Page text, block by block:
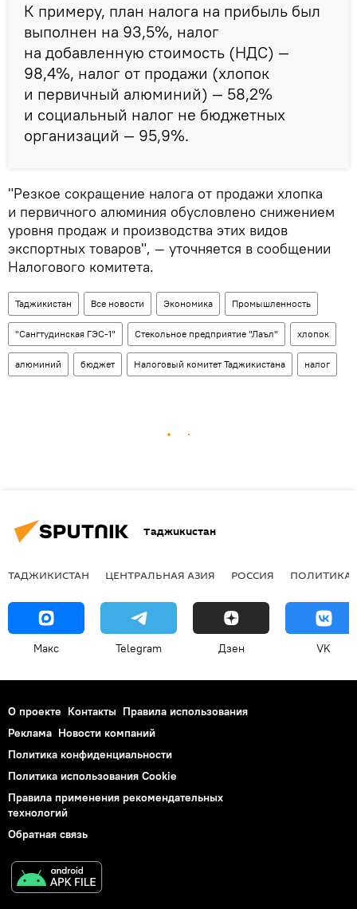
К примеру, план налога на прибыль был
выполнен на 93,5%, налог
на добавленную стоимость (НДС) —
98,4%, налог от продажи (хлопок
и первичный алюминий) — 58,2%
и социальный налог не бюджетных
организаций — 95,9%.
"Резкое сокращение налога от продажи хлопка
и первичного алюминия обусловлено снижением
уровня продаж и производства этих видов
экспортных товаров", — уточняется в сообщении
Налогового комитета.
Таджикистан Все новости Экономика Промышленность
"Сангтудинская ГЭС-1" Стекольное предприятие "Лаъл" хлопок
алюминий бюджет Налоговый комитет Таджикистана налог
Таджикистан
ТАДЖИКИСТАН ЦЕНТРАЛЬНАЯ АЗИЯ РОССИЯ ПОЛИТИКА
Макс Telegram Дзен VK
О проекте Контакты Правила использования
Реклама Новости компаний
Политика конфиденциальности
Политика использования Cookie
Правила применения рекомендательных
технологий
Обратная связь